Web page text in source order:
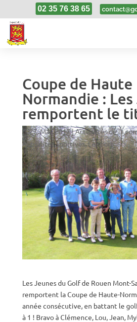
02 35 76 38 65
Coupe de Haute
Normandie : Les
remportent le
27, Mar, 2017|Actualités de la
Actualités Sportives,Le sport
Les Jeunes du Golf de Rouen Mont-
remportent la Coupe de Haute-
année consécutive, en battant le
à 1 ! Bravo à Clémence, Lou, Jean,